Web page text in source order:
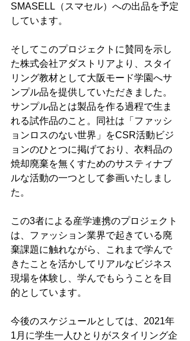
SMASELL（スマセル）への出品を予定
しています。
そしてこのプロジェクトに賛同を示し
た株式会社アダストリアより、スタイ
リング教材として大阪モード学園へサ
ンプル品を提供していただきました。
サンプル品とは製品を作る過程で生ま
れる試作品のこと。同社は「ファッシ
ョンロスのない世界」をCSR活動ビジ
ョンのひとつに掲げており、衣料品の
焼却廃棄を無くすためのサスティナブ
ルな活動の一つとして参画いたしまし
た。
この3者による産学連携のプロジェクト
は、ファッション業界で起きている廃
棄課題に触れながら、これまで学んで
きたことを活かしてリアルなビジネス
現場を体験し、学んでもらうことを目
的としています。
今後のスケジュールとしては、2021年
1月に学生一人ひとりがスタイリング企